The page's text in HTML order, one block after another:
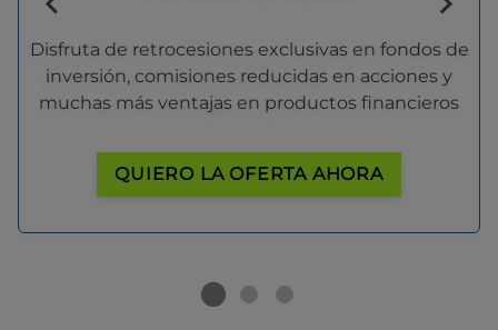
Disfruta de retrocesiones exclusivas en fondos de
inversión, comisiones reducidas en acciones y
muchas más ventajas en productos financieros
QUIERO LA OFERTA AHORA